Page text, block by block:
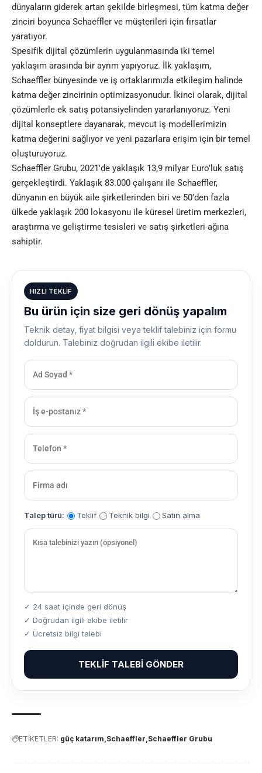
dünyaların giderek artan şekilde birleşmesi, tüm katma değer
zinciri boyunca Schaeffler ve müşterileri için fırsatlar
yaratıyor.
Spesifik dijital çözümlerin uygulanmasında iki temel
yaklaşım arasında bir ayrım yapıyoruz. İlk yaklaşım,
Schaeffler bünyesinde ve iş ortaklarımızla etkileşim halinde
katma değer zincirinin optimizasyonudur. İkinci olarak, dijital
çözümlerle ek satış potansiyelinden yararlanıyoruz. Yeni
dijital konseptlere dayanarak, mevcut iş modellerimizin
katma değerini sağlıyor ve yeni pazarlara erişim için bir temel
oluşturuyoruz.
Schaeffler Grubu, 2021’de yaklaşık 13,9 milyar Euro’luk satış
gerçekleştirdi. Yaklaşık 83.000 çalışanı ile Schaeffler,
dünyanın en büyük aile şirketlerinden biri ve 50’den fazla
ülkede yaklaşık 200 lokasyonu ile küresel üretim merkezleri,
araştırma ve geliştirme tesisleri ve satış şirketleri ağına
sahiptir.
HIZLI TEKLIF
Bu ürün için size geri dönüş yapalım
Teknik detay, fiyat bilgisi veya teklif talebiniz için formu
doldurun. Talebiniz doğrudan ilgili ekibe iletilir.
Talep türü: Teklif Teknik bilgi Satın alma
✓ 24 saat içinde geri dönüş
✓ Doğrudan ilgili ekibe iletilir
✓ Ücretsiz bilgi talebi
TEKLIF TALEBI GÖNDER
ETİKETLER: güç katarım Schaeffler Schaeffler Grubu